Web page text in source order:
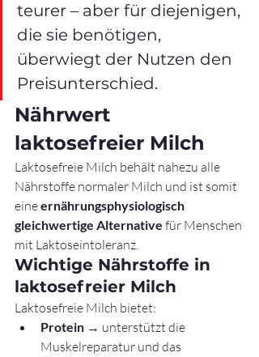
teurer – aber für diejenigen,
die sie benötigen,
überwiegt der Nutzen den
Preisunterschied.
Nährwert
laktosefreier Milch
Laktosefreie Milch behält nahezu alle
Nährstoffe normaler Milch und ist somit
eine ernährungsphysiologisch
gleichwertige Alternative für Menschen
mit Laktoseintoleranz.
Wichtige Nährstoffe in
laktosefreier Milch
Laktosefreie Milch bietet:
Protein → unterstützt die
Muskelreparatur und das